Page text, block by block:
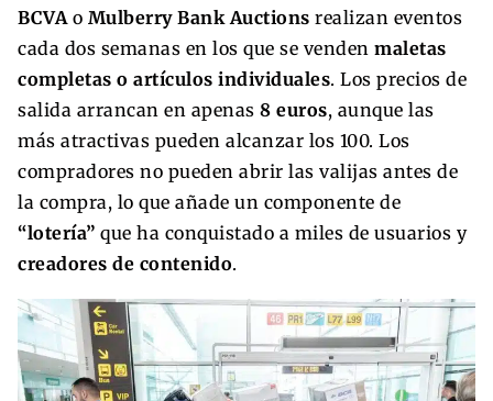
BCVAo Mulberry Bank Auctions realizan eventos
cada dos semanas en los que se venden maletas
completas o artículos individuales. Los precios de
salida arrancan en apenas 8 euros, aunque las
más atractivas pueden alcanzar los 100. Los
compradores no pueden abrir las valijas antes de
la compra, lo que añade un componente de
“lotería” que ha conquistado a miles de usuarios y
creadores de contenido.